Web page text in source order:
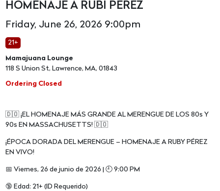
HOMENAJE A RUBI PEREZ
Friday, June 26, 2026 9:00pm
21+
Mamajuana Lounge
118 S Union St, Lawrence, MA, 01843
Ordering Closed
🇩🇴 ¡EL HOMENAJE MÁS GRANDE AL MERENGUE DE LOS 80s Y
90s EN MASSACHUSETTS! 🇩🇴
¡ÉPOCA DORADA DEL MERENGUE – HOMENAJE A RUBY PÉREZ
EN VIVO!
📅 Viernes, 26 de junio de 2026 | 🕘 9:00 PM
🔞 Edad: 21+ (ID Requerido)